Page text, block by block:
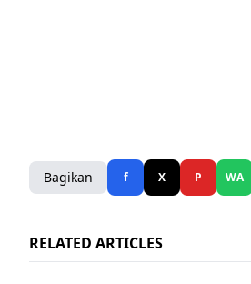
Bagikan f X P WA
RELATED ARTICLES